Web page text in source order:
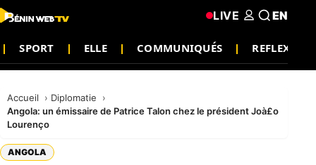
SPORT ELLE COMMUNIQUÉS REFLEXION
LIVE EN
Accueil
Diplomatie
Angola: un émissaire de Patrice Talon chez le président Joà£o
Lourenço
ANGOLA